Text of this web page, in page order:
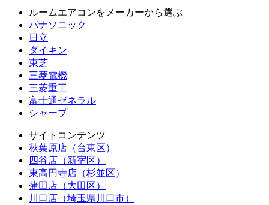
ルームエアコンをメーカーから選ぶ
パナソニック
日立
ダイキン
東芝
三菱電機
三菱重工
富士通ゼネラル
シャープ
サイトコンテンツ
秋葉原店（台東区）
四谷店（新宿区）
東高円寺店（杉並区）
蒲田店（大田区）
川口店（埼玉県川口市）